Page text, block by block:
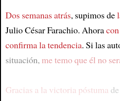
Dos semanas atrás, supimos de
Julio César Farachio. Ahora
confirma la tendencia. Si las
situación,me temo que él no
Gracias a la victoria póstuma